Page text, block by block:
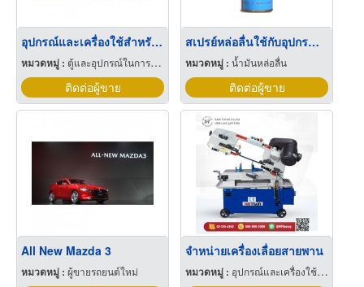
อุปกรณ์และเครื่องใช้สำหรับสัตว์เลี้ยง
หมวดหมู่ : ตู้และอุปกรณ์ในการเลี้ยงปลา
ติดต่อผู้ขาย
สเปรย์หล่อลื่นใช้กับอุปกรณ์และอะไหล่รถยนต์ "เคมีภัณฑ์ สำหรับเคลือบบำรุงรักษาสายพาน WPC Belt Dressing"
หมวดหมู่ :น้ำมันหล่อลื่น
ติดต่อผู้ขาย
All New Mazda 3
หมวดหมู่ : ผู้ขายรถยนต์ใหม่
จำหน่ายเครื่องเลื่อยสายพาน
หมวดหมู่ : อุปกรณ์และเครื่องใช้สำหรับโรงเลื่อย